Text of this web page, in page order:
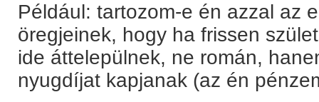
Például: tartozom-e én azzal az
öregjeinek, hogy ha frissen
ide áttelepülnek, ne román,
nyugdíjat kapjanak (az én